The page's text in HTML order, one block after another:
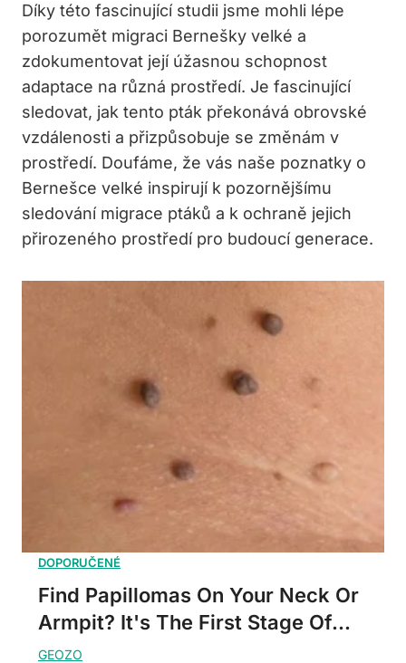
Díky této fascinující studii jsme mohli lépe
porozumět migraci Bernešky velké a
zdokumentovat její úžasnou schopnost
adaptace na různá prostředí. Je fascinující
sledovat, jak tento pták překonává obrovské
vzdálenosti a přizpůsobuje se změnám v
prostředí. Doufáme, že vás naše poznatky o
Bernešce velké inspirují k pozornějšímu
sledování migrace ptáků a k ochraně jejich
přirozeného prostředí pro budoucí generace.
Find Papillomas On Your Neck Or
Armpit? It's The First Stage Of...